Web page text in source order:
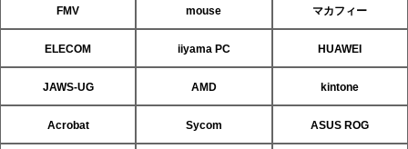
FMV mouse マカフィー
ELECOM iiyama PC HUAWEI
JAWS-UG AMD kintone
Acrobat Sycom ASUS ROG